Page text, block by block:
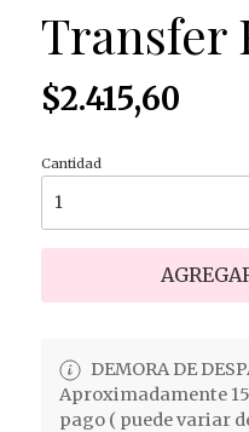
Transfer
$2.415,60
Cantidad
DEMORA DE
Aproximadamente
pago ( puede variar